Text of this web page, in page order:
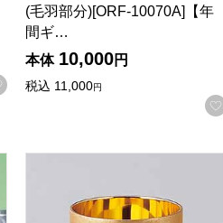
お気に入りに登録する
(毛羽部分)[ORF-10070A]【年
間ギ…
本体 10,000円
税込 11,000円